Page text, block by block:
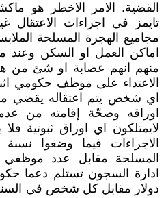
تايمز في اجراءات الاعتقال
مجاميع الهجرة المسلحة
اماكن العمل او السكن وعند
منهم انهم عصابة او شئ من
الاعتداء على موظف حكومي
اوراقه وصحّة إقامته من
لايمتلكون اي اوراق ثبوتية
المسلحة مقابل عدد موظفي
دولار مقابل كل شخص في